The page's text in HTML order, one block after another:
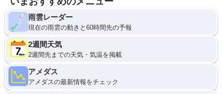
雨雲レーダー
現在の雨雲の動きと60時間先の予報
2週間天気
2週間先までの天気・気温を掲載
アメダス
アメダスの最新情報をチェック